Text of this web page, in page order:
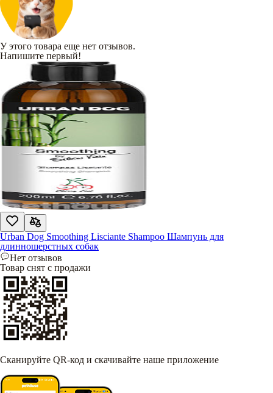
У этого товара еще нет отзывов.
Напишите первый!
Urban Dog Smoothing Lisciante Shampoo Шампунь для
длинношерстных собак
Нет отзывов
Товар снят с продажи
Сканируйте QR-код и скачивайте наше приложение